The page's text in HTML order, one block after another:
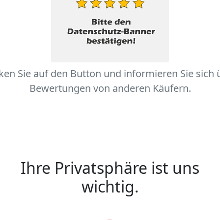
Sie auf den Button und informieren Sie sich
Bewertungen von anderen Käufern.
Ihre Privatsphäre ist uns
wichtig.